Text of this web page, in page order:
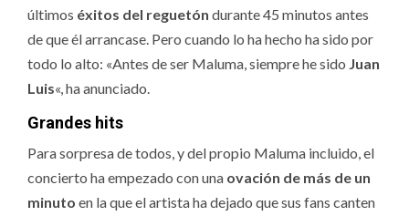
últimos éxitos del reguetón durante 45 minutos antes
de que él arrancase. Pero cuando lo ha hecho ha sido por
todo lo alto: «Antes de ser Maluma, siempre he sido Juan
Luis«, ha anunciado.
Grandes hits
Para sorpresa de todos, y del propio Maluma incluido, el
concierto ha empezado con una ovación de más de un
minuto en la que el artista ha dejado que sus fans canten